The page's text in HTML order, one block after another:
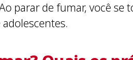
parar de fumar, você